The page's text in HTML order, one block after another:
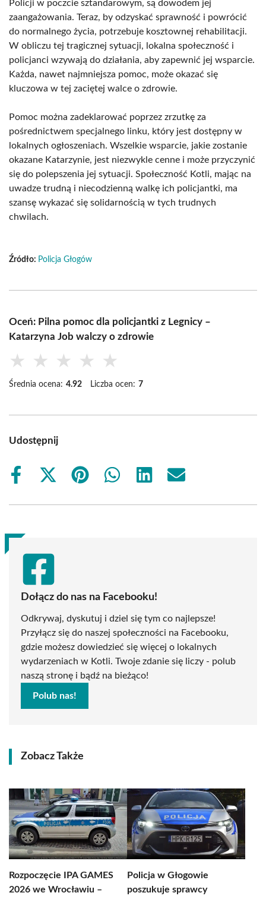
Policji w poczcie sztandarowym, są dowodem jej
zaangażowania. Teraz, by odzyskać sprawność i powrócić
do normalnego życia, potrzebuje kosztownej rehabilitacji.
W obliczu tej tragicznej sytuacji, lokalna społeczność i
policjanci wzywają do działania, aby zapewnić jej wsparcie.
Każda, nawet najmniejsza pomoc, może okazać się
kluczowa w tej zaciętej walce o zdrowie.
Pomoc można zadeklarować poprzez zrzutkę za
pośrednictwem specjalnego linku, który jest dostępny w
lokalnych ogłoszeniach. Wszelkie wsparcie, jakie zostanie
okazane Katarzynie, jest niezwykle cenne i może przyczynić
się do polepszenia jej sytuacji. Społeczność Kotli, mając na
uwadze trudną i niecodzienną walkę ich policjantki, ma
szansę wykazać się solidarnością w tych trudnych
chwilach.
Źródło: Policja Głogów
Oceń: Pilna pomoc dla policjantki z Legnicy –
Katarzyna Job walczy o zdrowie
★ ★ ★ ★ ★
Średnia ocena: 4.92 Liczba ocen: 7
Udostępnij
Share
Share
(Twitter)
Share
Share
Share
Share
Dołącz do nas na Facebooku!
Odkrywaj, dyskutuj i dziel się tym co najlepsze!
Przyłącz się do naszej społeczności na Facebooku,
gdzie możesz dowiedzieć się więcej o lokalnych
wydarzeniach w Kotli. Twoje zdanie się liczy - polub
naszą stronę i bądź na bieżąco!
Polub nas!
Zobacz Także
Rozpoczęcie IPA GAMES
2026 we Wrocławiu –
Policja w Głogowie
poszukuje sprawcy